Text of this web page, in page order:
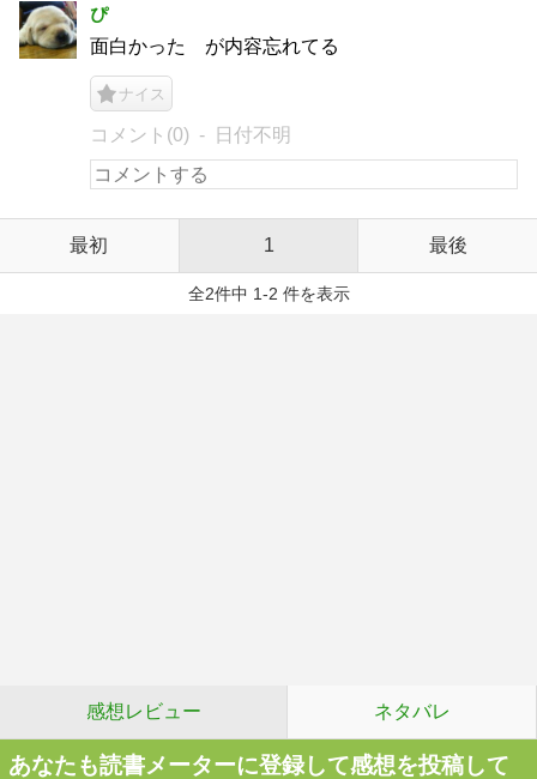
ぴ
面白かった が内容忘れてる
ナイス
コメント(0) 日付不明
最初 1 最後
全2件中 1-2 件を表示
感想レビュー ネタバレ
あなたも読書メーターに登録して感想を投稿して